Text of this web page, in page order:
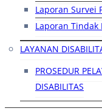
Laporan Survei
Laporan Tindak
LAYANAN
PROSEDUR
DISABILITAS